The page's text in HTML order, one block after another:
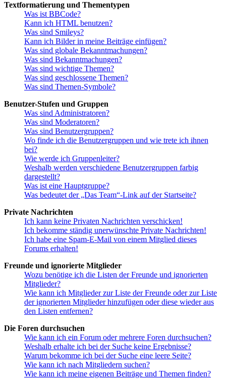
Textformatierung und Thementypen
Was ist BBCode?
Kann ich HTML benutzen?
Was sind Smileys?
Kann ich Bilder in meine Beiträge einfügen?
Was sind globale Bekanntmachungen?
Was sind Bekanntmachungen?
Was sind wichtige Themen?
Was sind geschlossene Themen?
Was sind Themen-Symbole?
Benutzer-Stufen und Gruppen
Was sind Administratoren?
Was sind Moderatoren?
Was sind Benutzergruppen?
Wo finde ich die Benutzergruppen und wie trete ich ihnen
bei?
Wie werde ich Gruppenleiter?
Weshalb werden verschiedene Benutzergruppen farbig
dargestellt?
Was ist eine Hauptgruppe?
Was bedeutet der „Das Team“-Link auf der Startseite?
Private Nachrichten
Ich kann keine Privaten Nachrichten verschicken!
Ich bekomme ständig unerwünschte Private Nachrichten!
Ich habe eine Spam-E-Mail von einem Mitglied dieses
Forums erhalten!
Freunde und ignorierte Mitglieder
Wozu benötige ich die Listen der Freunde und ignorierten
Mitglieder?
Wie kann ich Mitglieder zur Liste der Freunde oder zur Liste
der ignorierten Mitglieder hinzufügen oder diese wieder aus
den Listen entfernen?
Die Foren durchsuchen
Wie kann ich ein Forum oder mehrere Foren durchsuchen?
Weshalb erhalte ich bei der Suche keine Ergebnisse?
Warum bekomme ich bei der Suche eine leere Seite?
Wie kann ich nach Mitgliedern suchen?
Wie kann ich meine eigenen Beiträge und Themen finden?